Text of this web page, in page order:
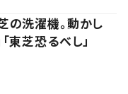
洗濯機。動かし
東芝恐るべし」